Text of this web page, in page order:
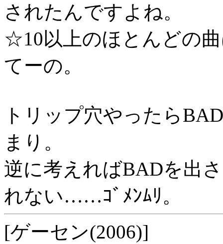
されたんですよね。
☆10以上のほとんどの
てーの。
トリップ穴やったら
まり。
逆に考えればBADを出
れない……ｺﾞﾒﾝﾑﾘ。
[ゲーセン(2006)]